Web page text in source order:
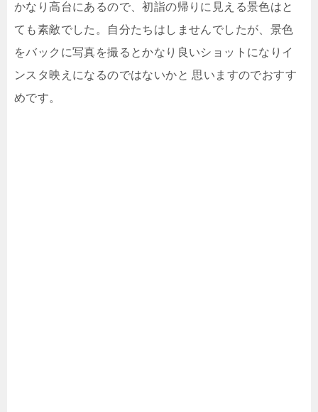
かなり高台にあるので、初詣の帰りに見える景色はと
ても素敵でした。自分たちはしませんでしたが、景色
をバックに写真を撮るとかなり良いショットになりイ
ンスタ映えになるのではないかと 思いますのでおすす
めです。